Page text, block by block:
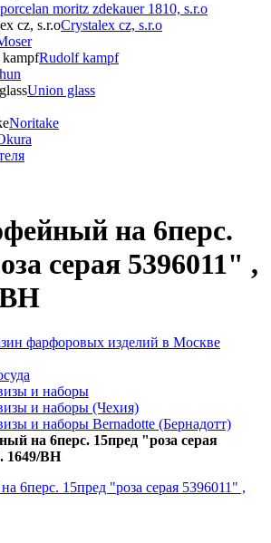
moritz zdekauer 1810, s.r.o
Crystalex cz, s.r.o
Rudolf kampf
Union glass
Noritake
на 6перс.
серая 5396011" ,
фарфоровых изделий в Москве
и наборы
и наборы (Чехия)
и наборы Bernadotte (Бернадотт)
на 6перс. 15пред "роза серая
1649/BH